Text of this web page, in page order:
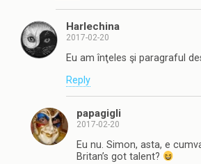
Harlechina
2017-02-20
Eu am înţeles şi paragraful
Reply
papagigli
2017-02-20
Eu nu. Simon, asta, e
Britan’s got talent?